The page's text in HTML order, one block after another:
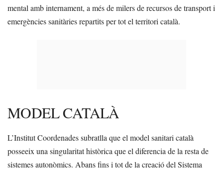
mental amb internament, a més de milers de recursos de transport i
emergències sanitàries repartits per tot el territori català.
MODEL CATALÀ
L’Institut Coordenades subratlla que el model sanitari català
posseeix una singularitat històrica que el diferencia de la resta de
sistemes autonòmics. Abans fins i tot de la creació del Sistema